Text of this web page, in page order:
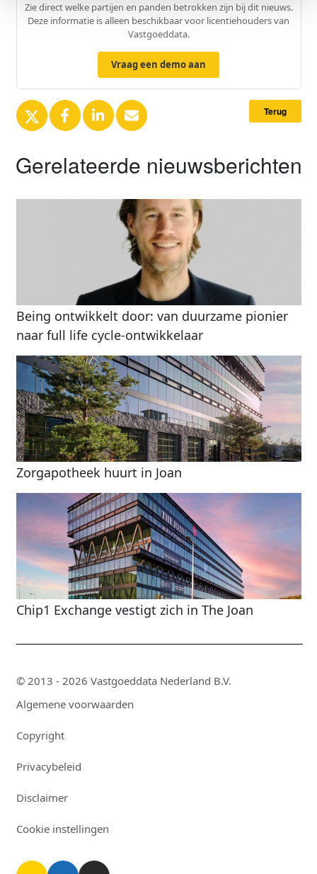
Zie direct welke partijen en panden betrokken zijn bij dit nieuws.
Deze informatie is alleen beschikbaar voor licentiehouders van
Vastgoeddata.
Vraag een demo aan
Terug
Gerelateerde nieuwsberichten
Being ontwikkelt door: van duurzame pionier
naar full life cycle-ontwikkelaar
Zorgapotheek huurt in Joan
Chip1 Exchange vestigt zich in The Joan
© 2013 - 2026 Vastgoeddata Nederland B.V.
Algemene voorwaarden
Copyright
Privacybeleid
Disclaimer
Cookie instellingen